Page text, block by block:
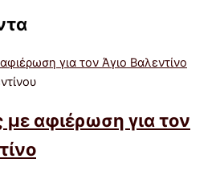
με αφιέρωση για τον